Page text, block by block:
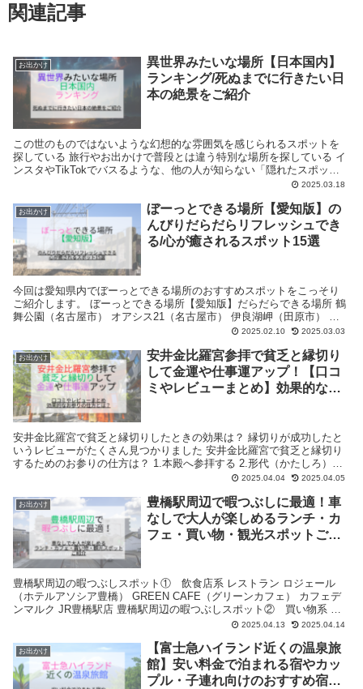
関連記事
お出かけ
異世界みたいな場所【日本国内】
ランキング/死ぬまでに行きたい日
本の絶景をご紹介
この世のものではないような幻想的な雰囲気を感じられるスポットを
探している 旅行やお出かけで普段とは違う特別な場所を探している イ
ンスタやTikTokでバスるような、他の人が知らない「隠れたスポッ
ト」を探している 日常のストレスから解放されるために現実離れした
い 「ジブリの世界」「RPGの町」など、ファンタジー要素の強い風景
を求めている
2025.03.18
お出かけ
ぼーっとできる場所【愛知版】の
んびりだらだらリフレッシュでき
る/心が癒されるスポット15選
今回は愛知県内でぼーっとできる場所のおすすめスポットをこっそり
ご紹介します。 ぼーっとできる場所【愛知版】だらだらできる場所 鶴
舞公園（名古屋市） オアシス21（名古屋市） 伊良湖岬（田原市） ぼ
ーっとできる場所【愛知版】リフレッシュできる場所 久屋大通庭園フ
村） ぼーっとできる場所【愛知版】心が癒される場所 うさぎのワンダ
ーランド（名古屋市） のんほいパーク（豊橋総合動植物公園） わんわ
ん動物園（岡崎市） ぼーっとできる場所【愛知版】のんびりできる場
所 ノリタケの森（名古屋市） 蔦の渕（東栄町） 道の駅「どんぐりの里
いなぶ」（豊田市） ぼーっとできる場所【愛知版】1 人でぼーっとで
きる場所 熱田神宮（名古屋市） 徳川園（名古屋市） 三谷温泉（蒲郡
市）
2025.02.10 2025.03.03
お出かけ
安井金比羅宮参拝で貧乏と縁切り
して金運や仕事運アップ！【口コ
ミやレビューまとめ】効果的なお
安井金比羅宮で貧乏と縁切りしたときの効果は？ 縁切りが成功したと
いうレビューがたくさん見つかりました 安井金比羅宮で貧乏と縁切り
するためのお参りの仕方は？ 1.本殿へ参拝する 2.形代（かたしろ）へ
記入 3.縁切り縁結び碑をくぐる 4.形代を貼り付ける2025.04.04 2025.04.05
お出かけ
豊橋駅周辺で暇つぶしに最適！車
なしで大人が楽しめるランチ・カ
フェ・買い物・観光スポット​ご紹
豊橋駅周辺の暇つぶしスポット① 飲食店系 レストラン ロジェール
（ホテルアソシア豊橋） GREEN CAFE（グリーンカフェ） カフェデ
ンマルク JR豊橋駅店 豊橋駅周辺の暇つぶしスポット② 買い物系 コ
④ 遊べるところ インターネットカフェ 亜熱帯 豊橋駅前店
2025.04.13 2025.04.14
お出かけ
【富士急ハイランド近くの温泉旅
館】安い料金で泊まれる宿やカッ
プル・子連れ向けのおすすめ宿を